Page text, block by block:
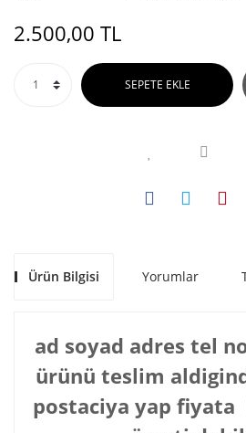
2.500,00 TL
SEPETE EKLE
Ürün Bilgisi Yorumlar
ad soyad adres tel
ürünü teslim
postaciya yap fiyata